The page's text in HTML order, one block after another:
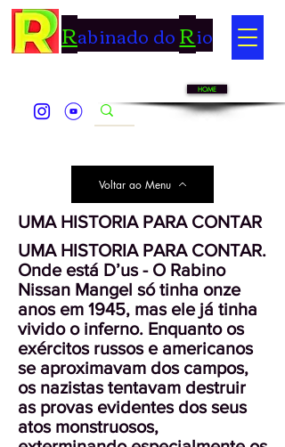
Rabinado doRio
HOME
Voltar ao Menu
UMA HISTORIA PARA CONTAR
UMA HISTORIA PARA CONTAR.
Onde está D’us - O Rabino
Nissan Mangel só tinha onze
anos em 1945, mas ele já tinha
vivido o inferno. Enquanto os
exércitos russos e americanos
se aproximavam dos campos,
os nazistas tentavam destruir
as provas evidentes dos seus
atos monstruosos,